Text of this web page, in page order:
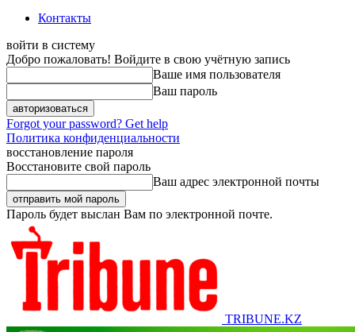
Контакты
войти в систему
Добро пожаловать! Войдите в свою учётную запись
Ваше имя пользователя
Ваш пароль
Forgot your password? Get help
Политика конфиденциальности
восстановление пароля
Восстановите свой пароль
Ваш адрес электронной почты
Пароль будет выслан Вам по электронной почте.
TRIBUNE.KZ